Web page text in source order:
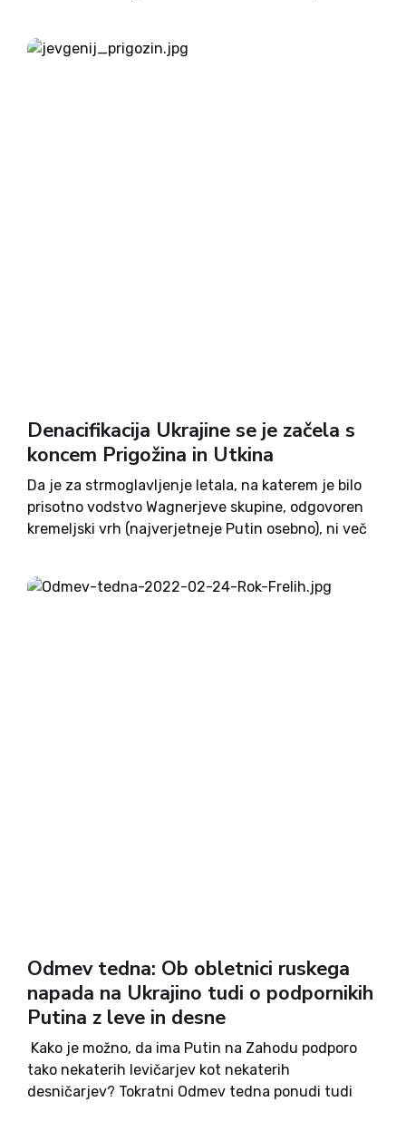
in se zavzema za izpustitev političnega zapornika
Alekseja Navalnega. Še vedno ni jasno, ali...
Denacifikacija Ukrajine se je začela s
koncem Prigožina in Utkina
Da je za strmoglavljenje letala, na katerem je bilo
prisotno vodstvo Wagnerjeve skupine, odgovoren
kremeljski vrh (najverjetneje Putin osebno), ni več
tudi, da sta v incidentu umrla dva
najpomembnejša moža skupine Wagner,
Odmev tedna: Ob obletnici ruskega
napada na Ukrajino tudi o podpornikih
Putina z leve in desne
Kako je možno, da ima Putin na Zahodu podporo
tako nekaterih levičarjev kot nekaterih
desničarjev? Tokratni Odmev tedna ponudi tudi